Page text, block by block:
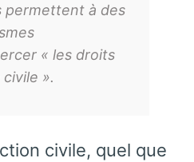
permettent à des
« les droits
».
civile, quel que